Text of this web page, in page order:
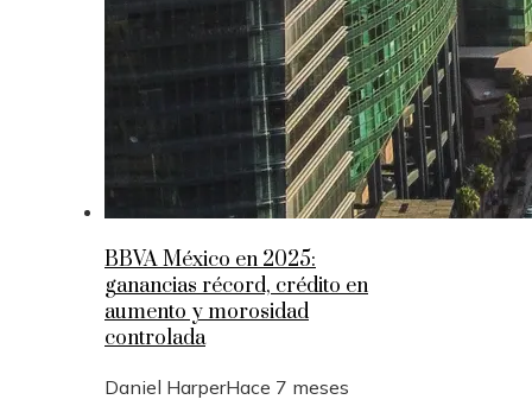
BBVA México en 2025:
ganancias récord, crédito en
aumento y morosidad
controlada
Daniel HarperHace 7 meses